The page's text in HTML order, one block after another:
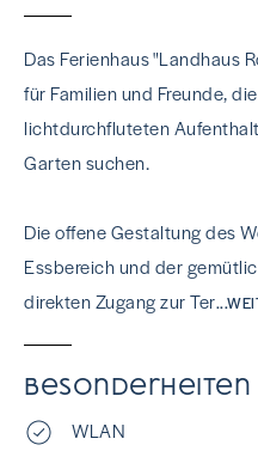
Das Ferienhaus "Landhaus
für Familien und Freunde,
lichtdurchfluteten
Garten suchen.
Die offene Gestaltung des
Essbereich und der
direkten Zugang zur Ter
Besonderheiten
WLAN